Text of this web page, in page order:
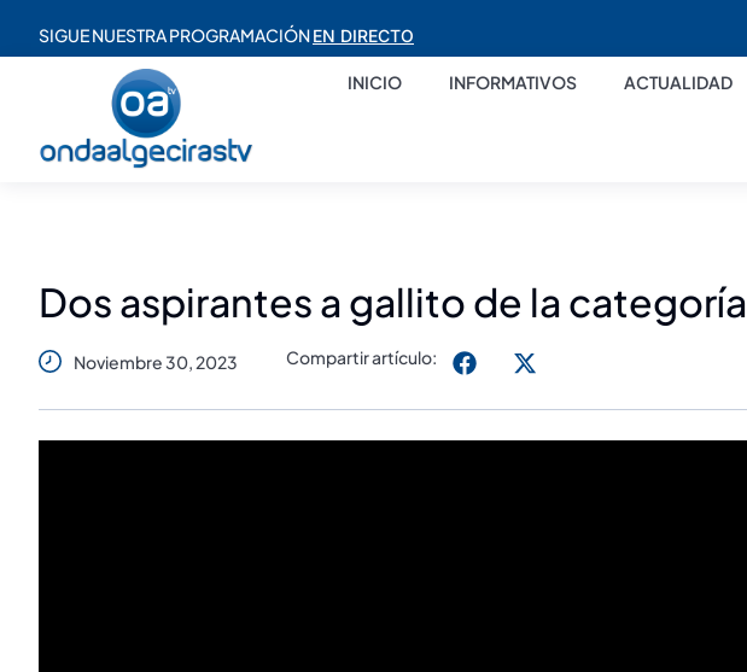
SIGUE NUESTRA PROGRAMACIÓNEN DIRECTO
INICIO INFORMATIVOS ACTUALIDAD
Dos aspirantes a gallito de la categoría
Noviembre 30, 2023 Compartir artículo: